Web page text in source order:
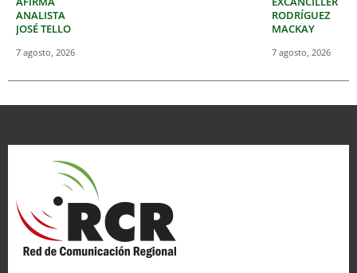
ANALISTA
JOSÉ TELLO
7 agosto, 2026
RODRÍGUEZ
MACKAY
7 agosto, 2026